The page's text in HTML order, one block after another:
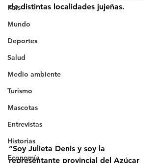
País
Mundo
Deportes
Salud
Medio ambiente
Turismo
Mascotas
Entrevistas
Historias
Economía
de distintas localidades jujeñas.
“Soy Julieta Denis y soy la
representante provincial del Azúcar